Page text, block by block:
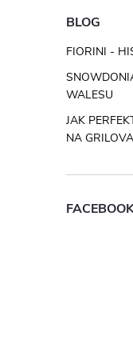
BLOG
FIORINI -
WALESU
JAK
NA